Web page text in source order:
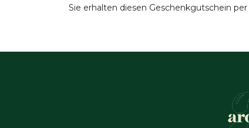
Sie erhalten diesen Geschenkgutschein